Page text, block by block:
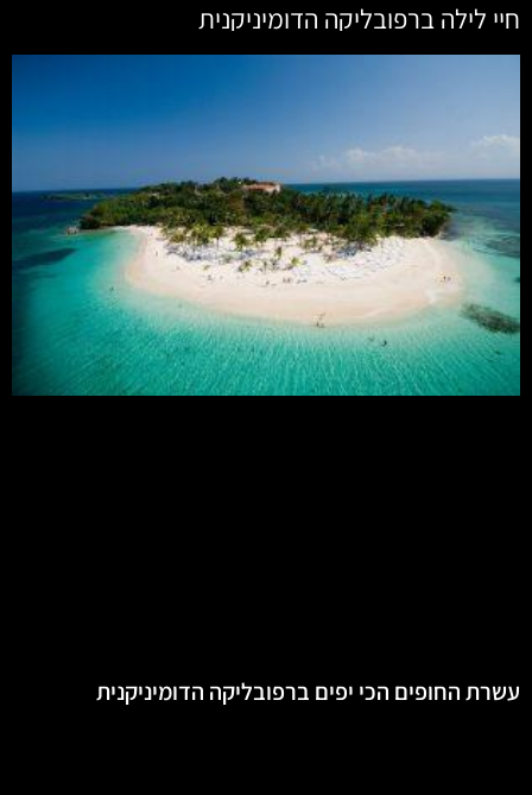
חיי לילה ברפובליקה הדומיניקנית
עשרת החופים הכי יפים ברפובליקה הדומיניקנית